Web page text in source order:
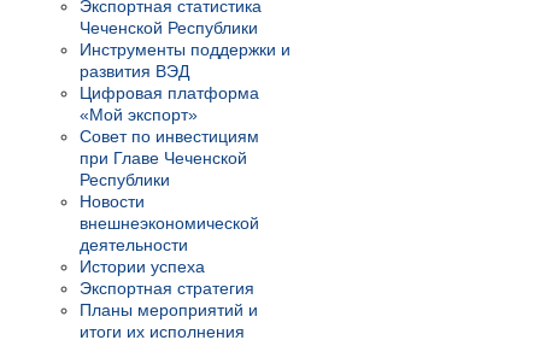
Экспортная статистика
Чеченской Республики
Инструменты поддержки и
развития ВЭД
Цифровая платформа
«Мой экспорт»
Совет по инвестициям
при Главе Чеченской
Республики
Новости
внешнеэкономической
деятельности
Истории успеха
Экспортная стратегия
Планы мероприятий и
итоги их исполнения